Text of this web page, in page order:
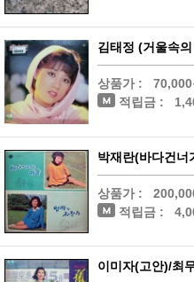
김태정 (거울속
상품가 :
70,000
적립금 :
박재란(바다건너
상품가 :
적립금 :
이미자(고안)/최